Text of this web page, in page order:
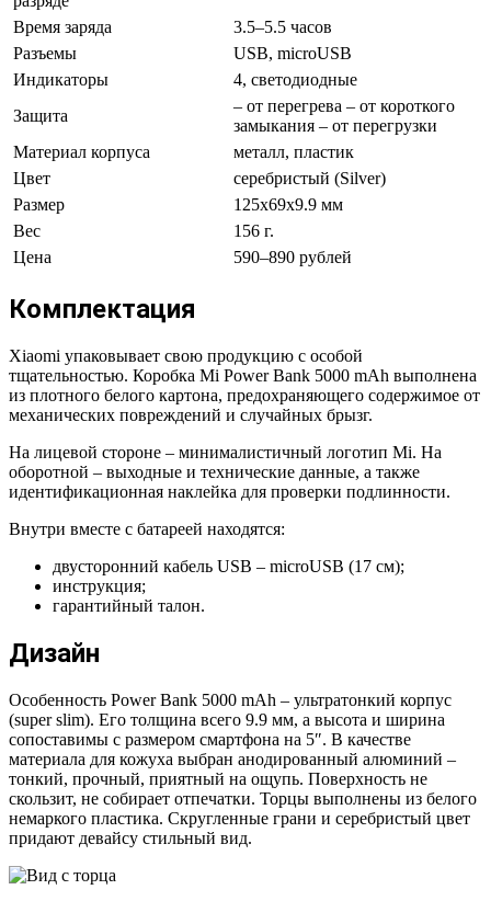
Время заряда
3.5–5.5 часов
Разъемы
USB, microUSB
Индикаторы
4, светодиодные
Защита
– от перегрева – от короткого
замыкания – от перегрузки
Материал корпуса
металл, пластик
Цвет
серебристый (Silver)
Размер
125х69х9.9 мм
Вес
156 г.
Цена
590–890 рублей
Комплектация
Xiaomi упаковывает свою продукцию с особой
тщательностью. Коробка Mi Power Bank 5000 mAh выполнена
из плотного белого картона, предохраняющего содержимое от
механических повреждений и случайных брызг.
На лицевой стороне – минималистичный логотип Mi. На
оборотной – выходные и технические данные, а также
идентификационная наклейка для проверки подлинности.
Внутри вместе с батареей находятся:
двусторонний кабель USB – microUSB (17 см);
инструкция;
гарантийный талон.
Дизайн
Особенность Power Bank 5000 mAh – ультратонкий корпус
(super slim). Его толщина всего 9.9 мм, а высота и ширина
сопоставимы с размером смартфона на 5″. В качестве
материала для кожуха выбран анодированный алюминий –
тонкий, прочный, приятный на ощупь. Поверхность не
скользит, не собирает отпечатки. Торцы выполнены из белого
немаркого пластика. Скругленные грани и серебристый цвет
придают девайсу стильный вид.